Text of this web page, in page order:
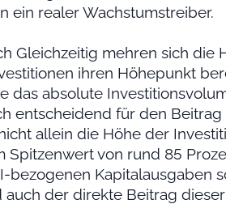
ein realer Wachstumstreiber.
Gleichzeitig mehren sich die
ihren Höhepunkt
das absolute
entscheidend für den Beitrag
allein die Höhe der
Spitzenwert von rund 85
bezogenen Kapitalausgaben
auch der direkte Beitrag